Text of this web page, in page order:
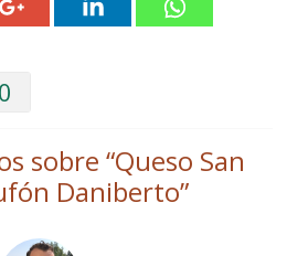
0
sobre “Queso San
Daniberto”